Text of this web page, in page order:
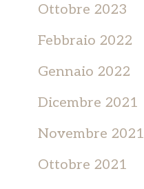
Ottobre 2023
Febbraio 2022
Gennaio 2022
Dicembre 2021
Novembre 2021
Ottobre 2021